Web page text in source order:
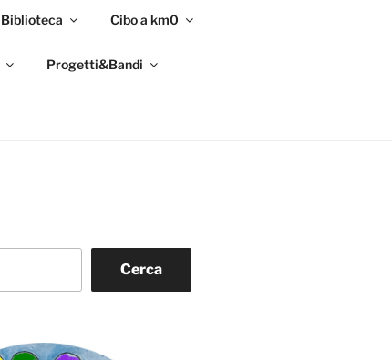
Biblioteca Cibo a km0
Progetti&Bandi
Cerca